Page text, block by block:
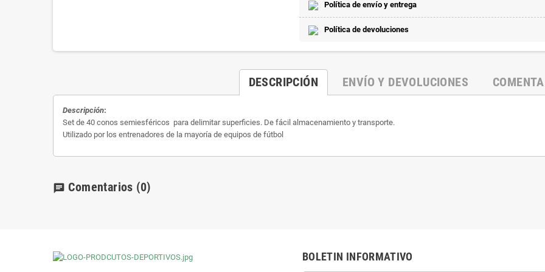
Política de envío y entrega
Política de devoluciones
DESCRIPCIÓN ENVÍO Y DEVOLUCIONES
Descripción:
Set de 40 conos semiesféricos para delimitar superficies. De fácil almacenamiento y transporte.
Utilizado por los entrenadores de la mayoría de equipos de fútbol
chat Comentarios (0)
BOLETIN INFORMATIVO